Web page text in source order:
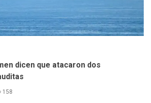
dicen que atacaron dos
158